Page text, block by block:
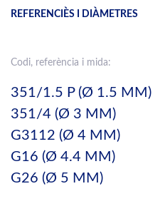
REFERENCIÈS I DIÀMETRES
Codi, referència i mida:
351/1.5 P (Ø 1.5 MM)
351/4 (Ø 3 MM)
G3112 (Ø 4 MM)
G16 (Ø 4.4 MM)
G26 (Ø 5 MM)